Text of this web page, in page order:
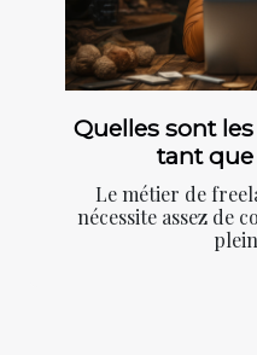
Quelles sont
tant que
Le métier de
nécessite assez de